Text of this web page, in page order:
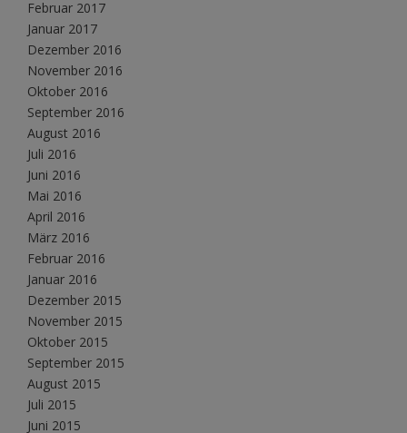
Februar 2017
Januar 2017
Dezember 2016
November 2016
Oktober 2016
September 2016
August 2016
Juli 2016
Juni 2016
Mai 2016
April 2016
März 2016
Februar 2016
Januar 2016
Dezember 2015
November 2015
Oktober 2015
September 2015
August 2015
Juli 2015
Juni 2015